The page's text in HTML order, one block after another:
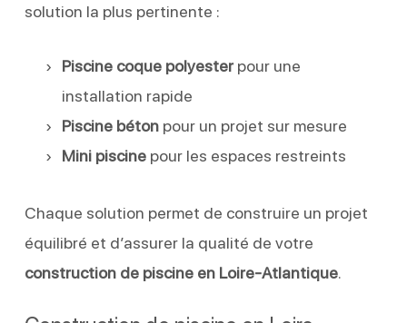
solution la plus pertinente :
Piscine coque polyesterpour une
installation rapide
Piscine bétonpour un projet sur mesure
Mini piscinepour les espaces restreints
Chaque solution permet de construire un projet
équilibré et d’assurer la qualité de votre
construction de piscine en Loire-Atlantique.